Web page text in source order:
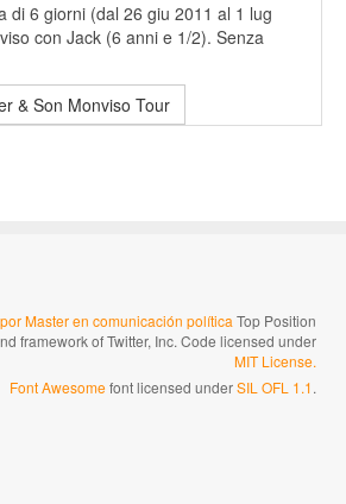
di 6 giorni (dal 26 giu 2011 al 1 lug
con Jack (6 anni e 1/2). Senza
& Son Monviso Tour
por Master en comunicación política Top Position
framework of Twitter, Inc. Code licensed under
MIT License.
Font Awesomefont licensed underSIL OFL 1.1.